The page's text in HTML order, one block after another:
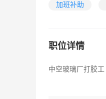
加班补助
职位详情
中空玻璃厂打胶工